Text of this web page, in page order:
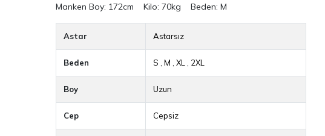
Manken Boy: 172cm Kilo: 70kg Beden: M
Astar Astarsız
Beden S ,M ,XL 2XL
Boy Uzun
Cep Cepsiz